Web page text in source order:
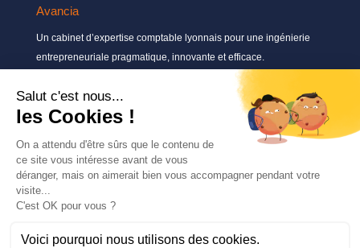
Avancia
Un cabinet d’expertise comptable lyonnais pour une ingénierie
entrepreneuriale pragmatique, innovante et efficace.
Contactez-nous
30, rue Pré Gaudry, 69007 Lyon
contact@avancia.fr